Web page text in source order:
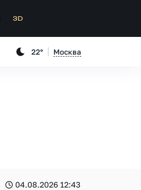
3D
22° Москва
04.08.2026 12:43